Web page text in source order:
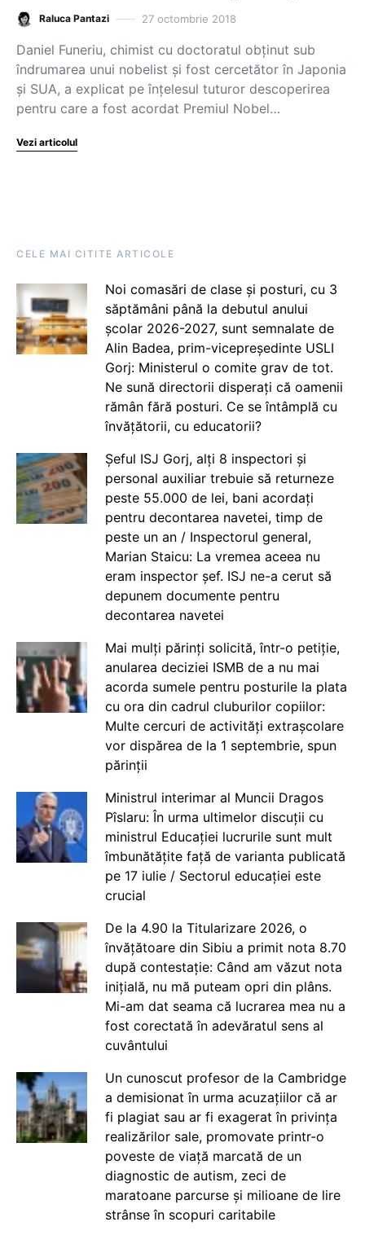
Raluca Pantazi 27 octombrie 2018
Daniel Funeriu, chimist cu doctoratul obținut sub
îndrumarea unui nobelist și fost cercetător în Japonia
și SUA, a explicat pe înțelesul tuturor descoperirea
pentru care a fost acordat Premiul Nobel…
Vezi articolul
CELE MAI CITITE ARTICOLE
Noi comasări de clase și posturi, cu 3
săptămâni până la debutul anului
școlar 2026-2027, sunt semnalate de
Alin Badea, prim-vicepreședinte USLI
Gorj: Ministerul o comite grav de tot.
Ne sună directorii disperați că oamenii
rămân fără posturi. Ce se întâmplă cu
învățătorii, cu educatorii?
Șeful ISJ Gorj, alți 8 inspectori și
personal auxiliar trebuie să returneze
peste 55.000 de lei, bani acordați
pentru decontarea navetei, timp de
peste un an / Inspectorul general,
Marian Staicu: La vremea aceea nu
eram inspector șef. ISJ ne-a cerut să
depunem documente pentru
decontarea navetei
Mai mulți părinți solicită, într-o petiție,
anularea deciziei ISMB de a nu mai
acorda sumele pentru posturile la plata
cu ora din cadrul cluburilor copiilor:
Multe cercuri de activități extrașcolare
vor dispărea de la 1 septembrie, spun
părinții
Ministrul interimar al Muncii Dragos
Pîslaru: În urma ultimelor discuții cu
ministrul Educației lucrurile sunt mult
îmbunătățite față de varianta publicată
pe 17 iulie / Sectorul educației este
crucial
De la 4.90 la Titularizare 2026, o
învățătoare din Sibiu a primit nota 8.70
după contestație: Când am văzut nota
inițială, nu mă puteam opri din plâns.
Mi-am dat seama că lucrarea mea nu a
fost corectată în adevăratul sens al
cuvântului
Un cunoscut profesor de la Cambridge
a demisionat în urma acuzațiilor că ar
fi plagiat sau ar fi exagerat în privința
realizărilor sale, promovate printr-o
poveste de viață marcată de un
diagnostic de autism, zeci de
maratoane parcurse și milioane de lire
strânse în scopuri caritabile